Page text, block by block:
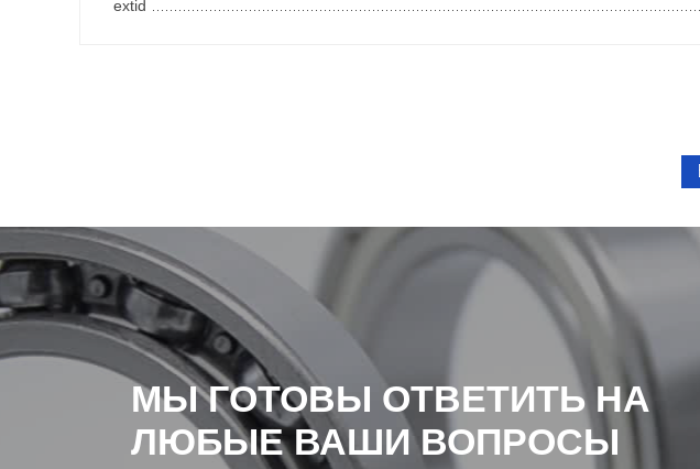
extid
МЫ ГОТОВЫ ОТВЕТИТЬ НА
ЛЮБЫЕ ВАШИ ВОПРОСЫ